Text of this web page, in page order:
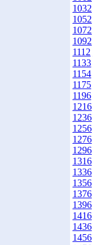
1032
1052
1072
1092
1112
1133
1154
1175
1196
1216
1236
1256
1276
1296
1316
1336
1356
1376
1396
1416
1436
1456